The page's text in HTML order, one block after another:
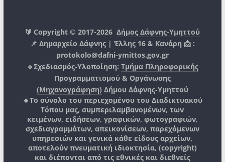
🔰 Copyright © 2017-2026Δήμος Δάφνης-Υμηττού
📌 Δημαρχείο Δάφνης | Έλλης 16 & Κανάρη 📩 :
protokolo@dafni-ymittos.gov.gr
🔹Σχεδιασμός-Υλοποίηση: Τμήμα Πληροφορικής
Προγραμματισμού & Οργάνωσης
(Μηχανογράφηση) Δήμου Δάφνης-Υμηττού
🔸Το σύνολο του περιεχομένου του Διαδικτυακού
Τόπου μας, συμπεριλαμβανομένων, των
κειμένων, ειδήσεων, γραφικών, φωτογραφιών,
σχεδιαγραμμάτων, απεικονίσεων, παρεχόμενων
υπηρεσιών και γενικά κάθε είδους αρχείων,
αποτελούν πνευματική ιδιοκτησία, (copyright)
και διέπονται από τις εθνικές και διεθνείς